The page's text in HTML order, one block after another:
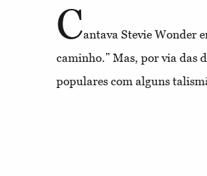
Cantava Stevie Wonder
caminho.” Mas, por via das
populares com alguns